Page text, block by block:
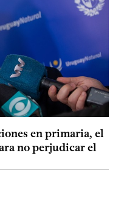
en primaria, el
no perjudicar el